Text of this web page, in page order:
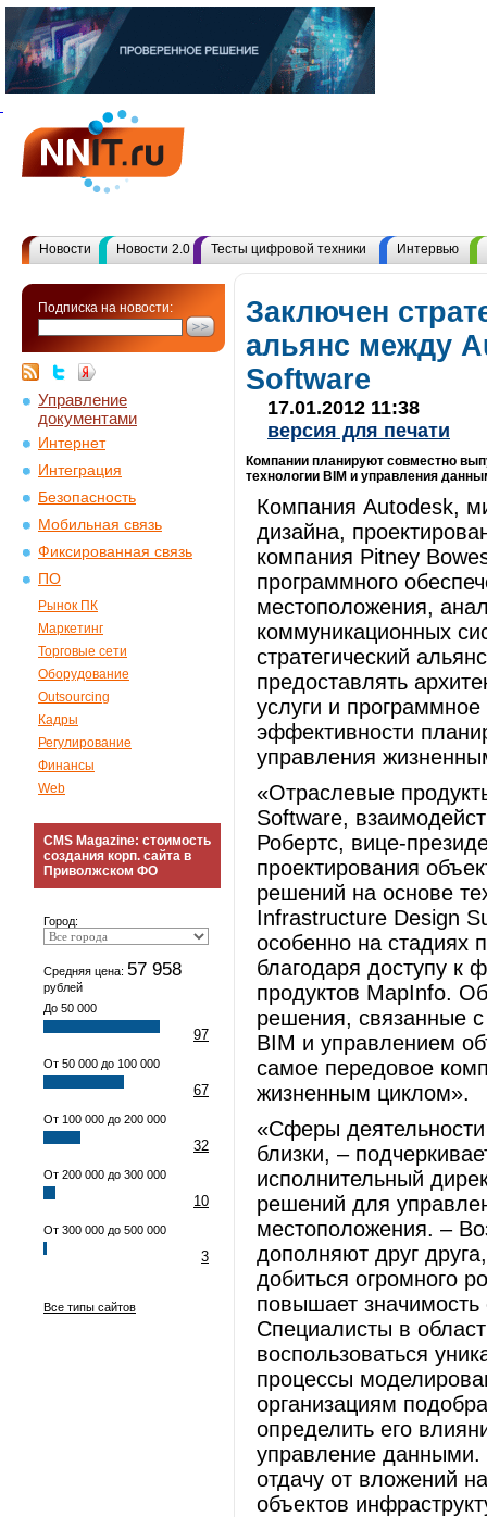
Новости Новости 2.0 Тесты цифровой техники Интервью
Подписка на новости:
Управление
документами
Интернет
Интеграция
Безопасность
Мобильная связь
Фиксированная связь
ПО
Рынок ПК
Маркетинг
Торговые сети
Оборудование
Outsourcing
Кадры
Регулирование
Финансы
Web
CMS Magazine: стоимость
создания корп. сайта в
Приволжском ФО
Город:
Средняя цена: 57 958
рублей
До 50 000
97
От 50 000 до 100 000
67
От 100 000 до 200 000
32
От 200 000 до 300 000
10
От 300 000 до 500 000
3
Все типы сайтов
Заключен
альянс между
Software
17.01.2012 11:38
версия для печати
Компании планируют совместно
технологии BIM и управления
Компания Autodesk,
дизайна,
компания Pitney
программного
местоположения,
коммуникационных
стратегический
предоставлять
услуги и
эффективности
управления
«Отраслевые
Software,
Робертс, вице-
проектирования
решений на основе
Infrastructure Design
особенно на стадиях
благодаря доступу к
продуктов MapInfo.
решения, связанные
BIM и управлением
самое передовое
жизненным циклом».
«Сферы
близки, –
исполнительный
решений для
местоположения. –
дополняют друг
добиться огромного
повышает значимость
Специалисты в
воспользоваться
процессы
организациям
определить его
управление данными.
отдачу от вложений
объектов